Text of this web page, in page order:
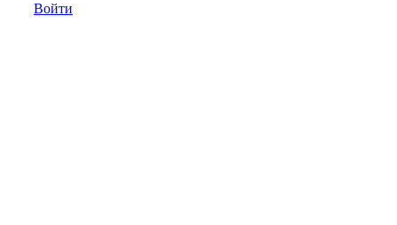
Войти